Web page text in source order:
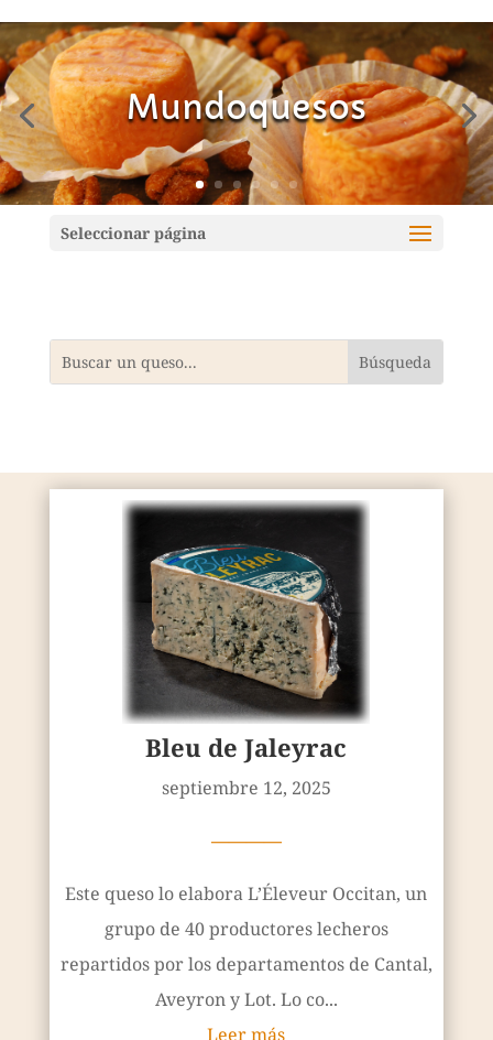
Mundoquesos
Seleccionar página
Bleu de Jaleyrac
septiembre 12, 2025
————
Este queso lo elabora L’Éleveur Occitan, un
grupo de 40 productores lecheros
repartidos por los departamentos de Cantal,
Aveyron y Lot. Lo co...
Leer más